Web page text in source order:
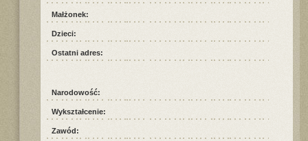
Małżonek:
Dzieci:
Ostatni adres:
Narodowość:
Wykształcenie:
Zawód: